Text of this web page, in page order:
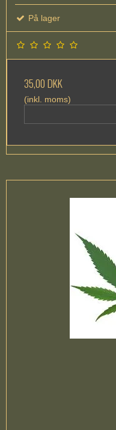
På lager
35,00 DKK
(inkl. moms)